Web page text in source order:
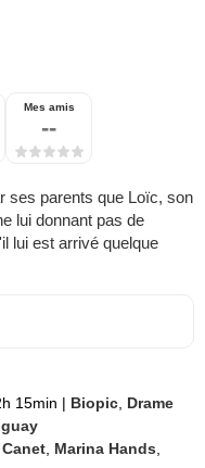
Mes amis
--
ses parents que Loïc, son
lui donnant pas de
lui est arrivé quelque
15min | Biopic Drame
Marina Hands